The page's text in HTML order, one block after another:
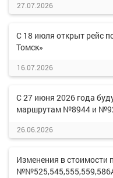
27.07.2026
С 18 июля открыт рейс
Томск»
16.07.2026
С 27 июня 2026 года
маршрутам №8944 и
26.06.2026
Изменения в